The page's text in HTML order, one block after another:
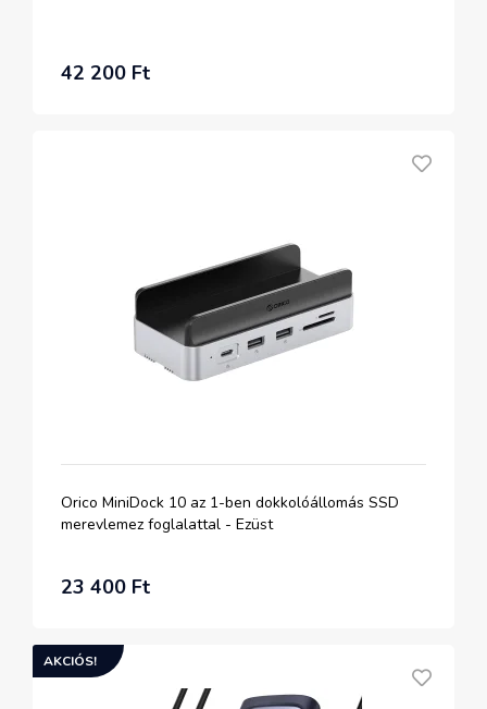
42 200 Ft
Orico MiniDock 10 az 1-ben dokkolóállomás SSD
merevlemez foglalattal - Ezüst
23 400 Ft
AKCIÓS!